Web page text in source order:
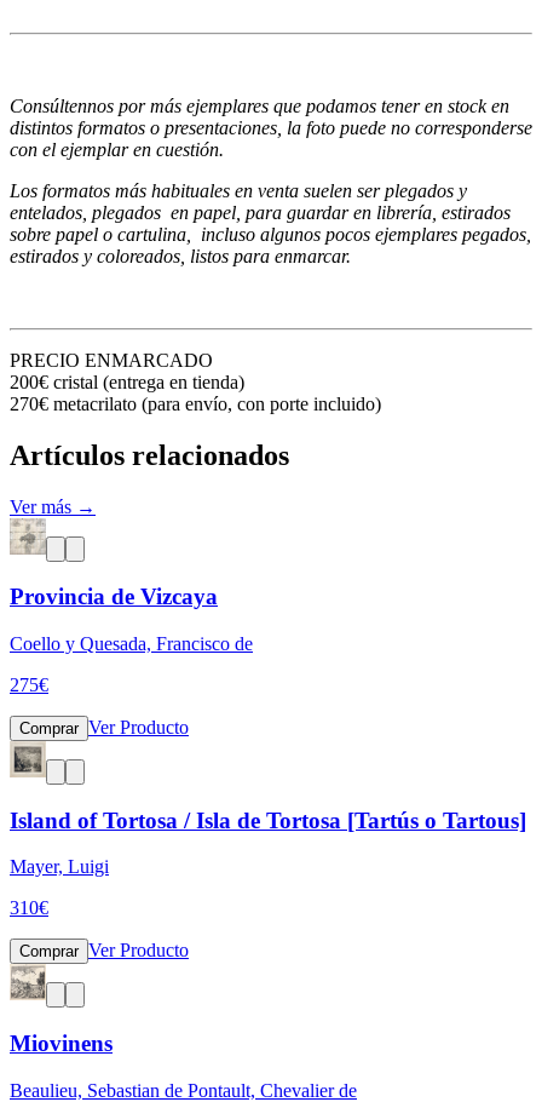
Consúltennos por más ejemplares que podamos tener en stock en
distintos formatos o presentaciones, la foto puede no corresponderse
con el ejemplar en cuestión.
Los formatos más habituales en venta suelen ser plegados y
entelados, plegados en papel, para guardar en librería, estirados
sobre papel o cartulina, incluso algunos pocos ejemplares pegados,
estirados y coloreados, listos para enmarcar.
PRECIO ENMARCADO
200€ cristal (entrega en tienda)
270€ metacrilato (para envío, con porte incluido)
Artículos relacionados
Ver más →
Provincia de Vizcaya
Coello y Quesada, Francisco de
275€
Comprar Ver Producto
Island of Tortosa / Isla de Tortosa [Tartús o Tartous]
Mayer, Luigi
310€
Comprar Ver Producto
Miovinens
Beaulieu, Sebastian de Pontault, Chevalier de